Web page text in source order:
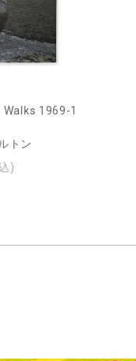
1969-1
トン
)